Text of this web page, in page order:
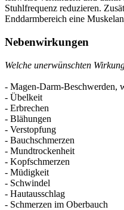
Stuhlfrequenz reduzieren.
Enddarmbereich eine
Nebenwirkungen
Welche unerwünschten
- Magen-Darm-Beschwerden,
- Übelkeit
- Erbrechen
- Blähungen
- Verstopfung
- Bauchschmerzen
- Mundtrockenheit
- Kopfschmerzen
- Müdigkeit
- Schwindel
- Hautausschlag
- Schmerzen im Oberbauch